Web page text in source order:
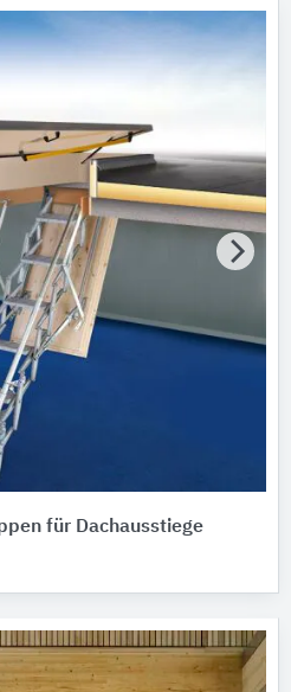
für Dachausstiege